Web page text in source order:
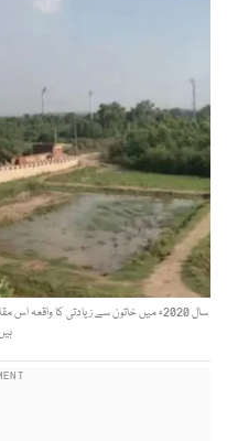
سال 2020ء میں خاتون سے زیادتی کا